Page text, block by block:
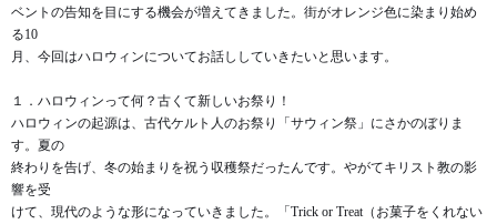
ベントの告知を目にする機会が増えてきました。街がオレンジ色に染まり始め
る10
月、今回はハロウィンについてお話ししていきたいと思います。
１．ハロウィンって何？古くて新しいお祭り！
ハロウィンの起源は、古代ケルト人のお祭り「サウィン祭」にさかのぼりま
す。夏の
終わりを告げ、冬の始まりを祝う収穫祭だったんです。やがてキリスト教の影
響を受
けて、現代のような形になっていきました。「Trick or Treat（お菓子をくれない